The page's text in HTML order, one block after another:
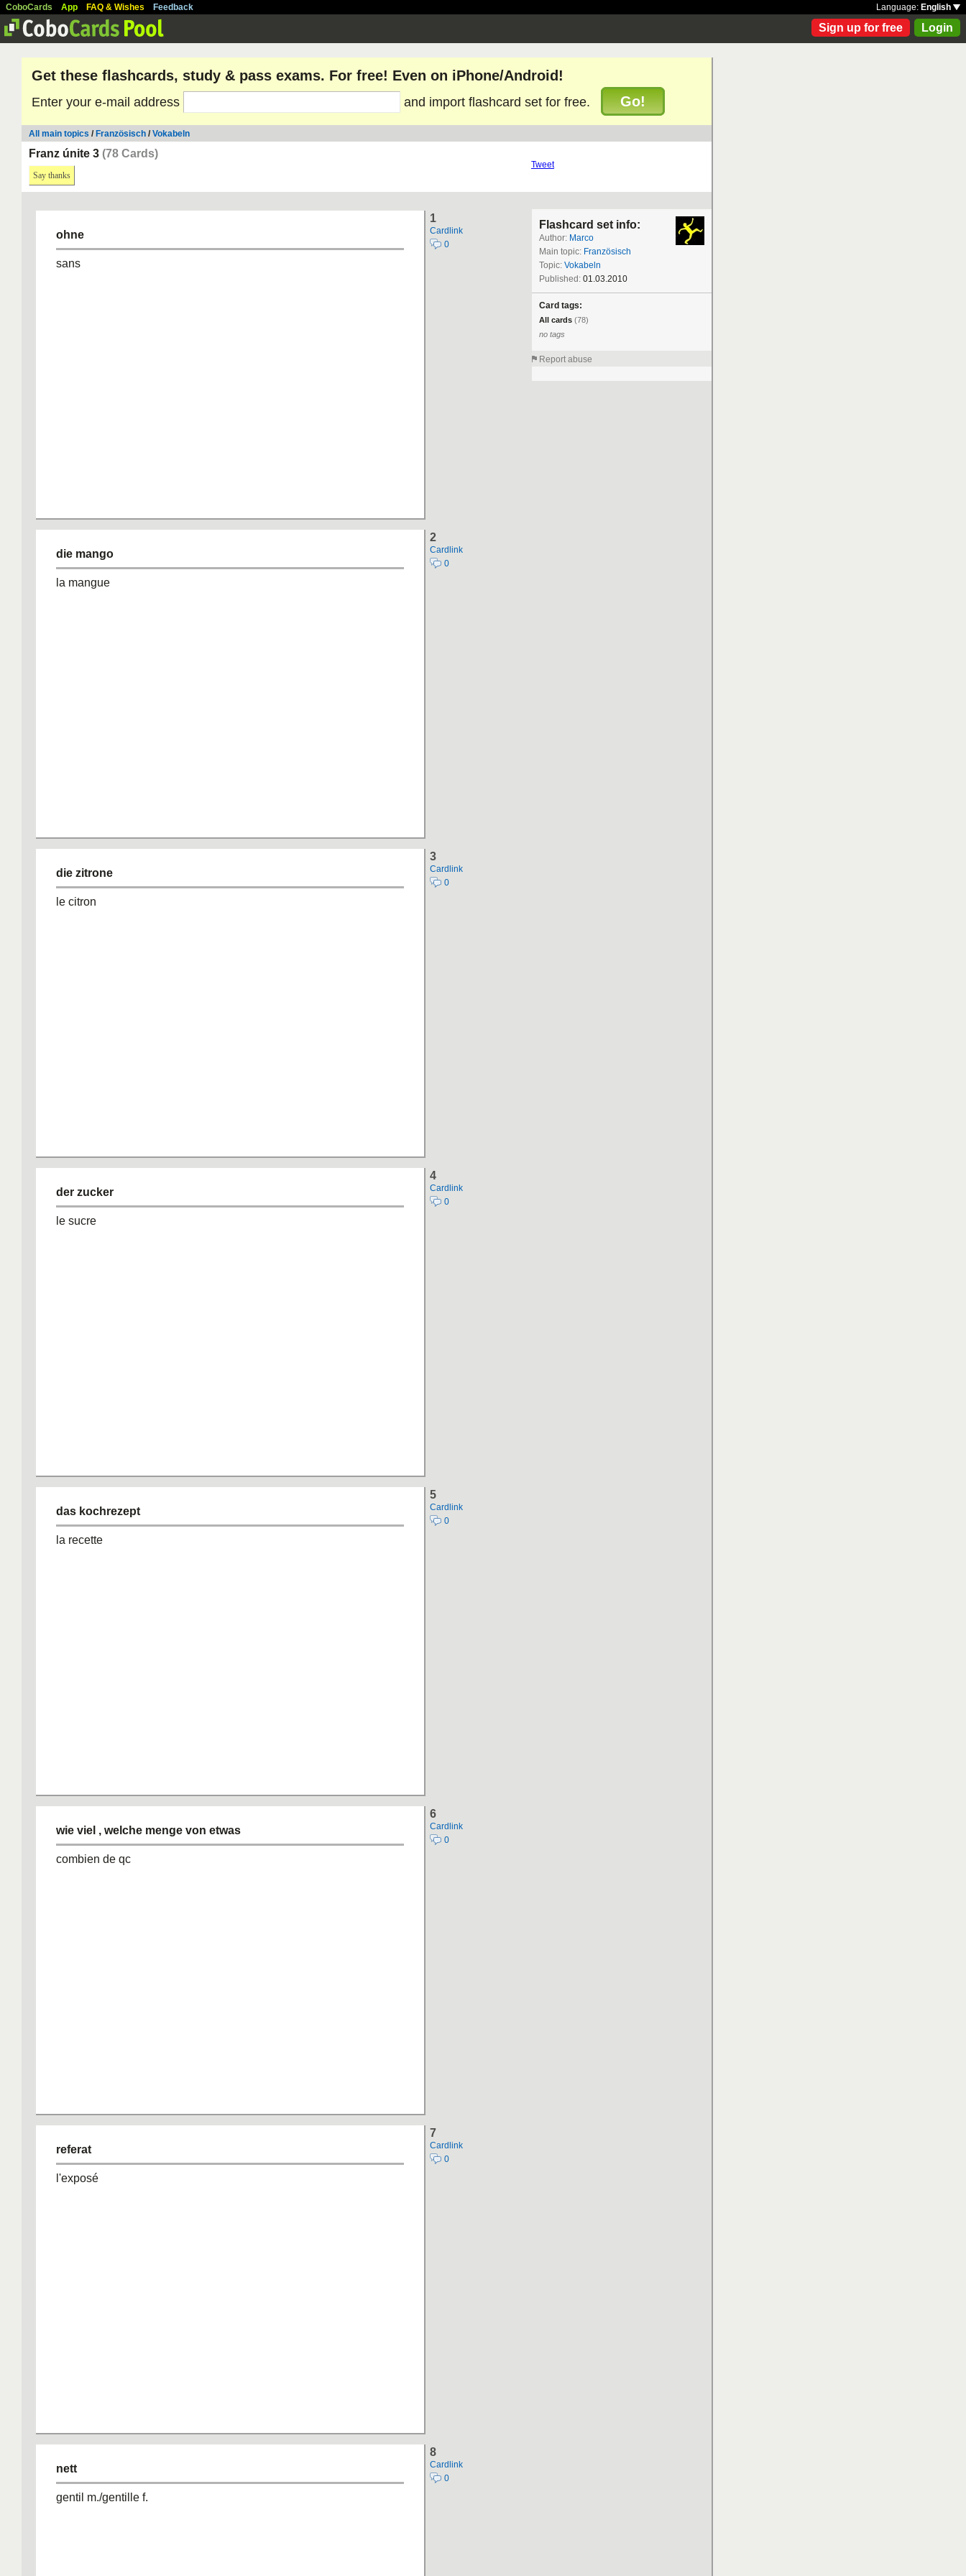
CoboCards App FAQ & Wishes Feedback Language: English
Sign up for free Login
Get these flashcards, study & pass exams. For free! Even on iPhone/Android!
Enter your e-mail address and import flashcard set for free. Go!
All main topics / Französisch /Vokabeln
Franz únite 3 (78 Cards)
Say thanks
Tweet
1
Cardlink
0
ohne
sans
2
Cardlink
0
die mango
la mangue
3
Cardlink
0
die zitrone
le citron
4
Cardlink
0
der zucker
le sucre
5
Cardlink
0
das kochrezept
la recette
6
Cardlink
0
wie viel , welche menge von etwas
combien de qc
7
Cardlink
0
referat
l'exposé
8
Cardlink
0
nett
gentil m./gentille f.
Flashcard set info:
Author: Marco
Main topic: Französisch
Topic: Vokabeln
Published: 01.03.2010
Card tags:
All cards (78)
no tags
Report abuse